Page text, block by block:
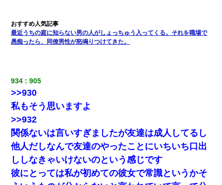
最近うちの庭に知らない男の人がしょっちゅう入ってくる。それを職場で
愚痴ったら、同僚男性が怒鳴りつけてきた。
934 905
>>930
私もそう思いますよ
>>932
関係ないは言いすぎましたが友達は成人してるし
他人だしなんで友達のやったことにいちいち口出
ししなきゃいけないのという感じです
彼にとっては私が初めての彼女で常識というかそ